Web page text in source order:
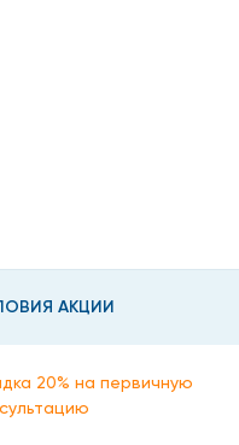
АКЦИИ
20% на первичную